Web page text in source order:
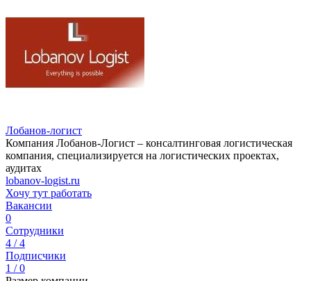
Лобанов-логист
Компания Лобанов-Логист – консалтинговая логистическая
компания, специализируется на логистических проектах,
аудитах
lobanov-logist.ru
Хочу тут работать
Вакансии
0
Сотрудники
4 / 4
Подписчики
1 / 0